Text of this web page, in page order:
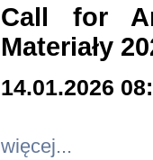
Call for
Materiały
14.01.2026
więcej...